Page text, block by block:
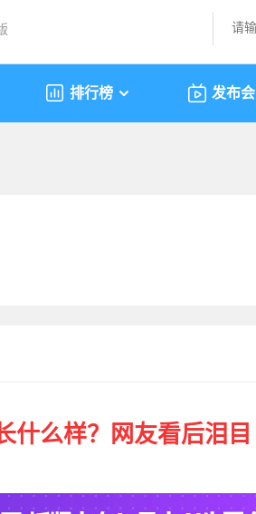
排行榜 发布会
什么样？网友看后泪目